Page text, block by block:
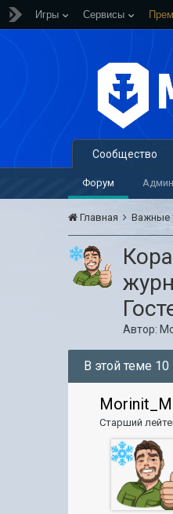
Игры Сервисы
Сообщество
Форум
Главная Важные
Автор:
В этой теме
Старший